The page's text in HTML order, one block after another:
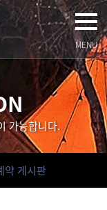
MENU
가능합니다.
약 게시판